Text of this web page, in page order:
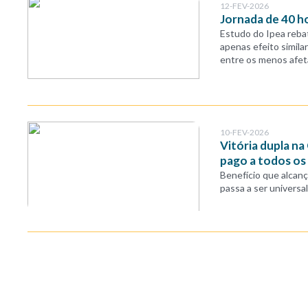
12-FEV-2026
Jornada de 40
Estudo do Ipea
apenas efeito
entre os menos
10-FEV-2026
Vitória dupla
pago a todos
Benefício que
passa a ser